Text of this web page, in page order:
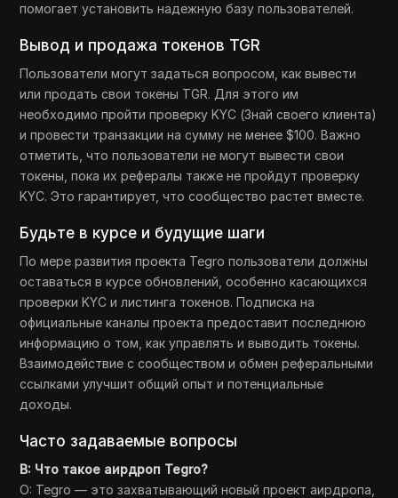
помогает установить надежную базу пользователей.
Вывод и продажа токенов TGR
Пользователи могут задаться вопросом, как вывести
или продать свои токены TGR. Для этого им
необходимо пройти проверку KYC (Знай своего клиента)
и провести транзакции на сумму не менее $100. Важно
отметить, что пользователи не могут вывести свои
токены, пока их рефералы также не пройдут проверку
KYC. Это гарантирует, что сообщество растет вместе.
Будьте в курсе и будущие шаги
По мере развития проекта Tegro пользователи должны
оставаться в курсе обновлений, особенно касающихся
проверки KYC и листинга токенов. Подписка на
официальные каналы проекта предоставит последнюю
информацию о том, как управлять и выводить токены.
Взаимодействие с сообществом и обмен реферальными
ссылками улучшит общий опыт и потенциальные
доходы.
Часто задаваемые вопросы
В: Что такое аирдроп Tegro?
О: Tegro — это захватывающий новый проект аирдропа,